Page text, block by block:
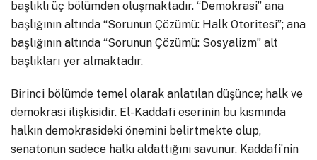
başlıklı üç bölümden oluşmaktadır. “Demokrasi” ana
başlığının altında “Sorunun Çözümü: Halk Otoritesi”; ana
başlığının altında “Sorunun Çözümü: Sosyalizm” alt
başlıkları yer almaktadır.
Birinci bölümde temel olarak anlatılan düşünce; halk ve
demokrasi ilişkisidir. El-Kaddafi eserinin bu kısmında
halkın demokrasideki önemini belirtmekte olup,
senatonun sadece halkı aldattığını savunur. Kaddafi’nin